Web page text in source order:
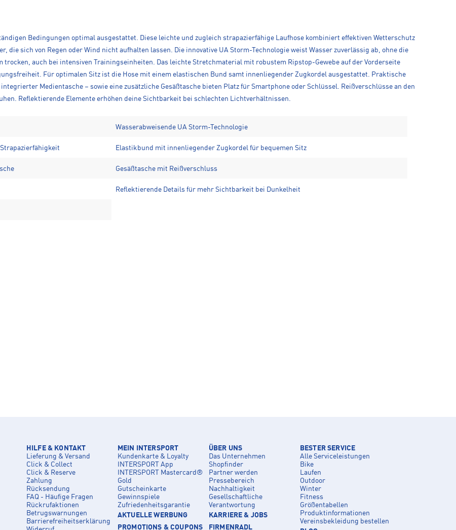
Bedingungen optimal ausgestattet. Diese leichte und zugleich strapazierfähige Laufhose kombiniert effektiven Wetterschutz
sich von Regen oder Wind nicht aufhalten lassen. Die innovative UA Storm-Technologie weist Wasser zuverlässig ab, ohne die
auch bei intensiven Trainingseinheiten. Das leichte Stretchmaterial mit robustem Ripstop-Gewebe auf der Vorderseite
Für optimalen Sitz ist die Hose mit einem elastischen Bund samt innenliegender Zugkordel ausgestattet. Praktische
Medientasche – sowie eine zusätzliche Gesäßtasche bieten Platz für Smartphone oder Schlüssel. Reißverschlüsse an den
Reflektierende Elemente erhöhen deine Sichtbarkeit bei schlechten Lichtverhältnissen.
Wasserabweisende UA Storm-Technologie
Elastikbund mit innenliegender Zugkordel für bequemen Sitz
Gesäßtasche mit Reißverschluss
Reflektierende Details für mehr Sichtbarkeit bei Dunkelheit
HILFE & KONTAKT
Lieferung & Versand
Click & Collect
Click & Reserve
Zahlung
Rücksendung
FAQ - Häufige Fragen
Rückrufaktionen
Betrugswarnungen
Barrierefreiheitserklärung
MEIN INTERSPORT
Kundenkarte & Loyalty
INTERSPORT App
INTERSPORT Mastercard®
Gold
Gutscheinkarte
Gewinnspiele
Zufriedenheitsgarantie
AKTUELLE WERBUNG
PROMOTIONS & COUPONS
ÜBER UNS
Das Unternehmen
Shopfinder
Partner werden
Pressebereich
Nachhaltigkeit
Gesellschaftliche
Verantwortung
KARRIERE & JOBS
FIRMENRADL
BESTER SERVICE
Alle Serviceleistungen
Bike
Laufen
Outdoor
Winter
Fitness
Größentabellen
Produktinformationen
Vereinsbekleidung bestellen